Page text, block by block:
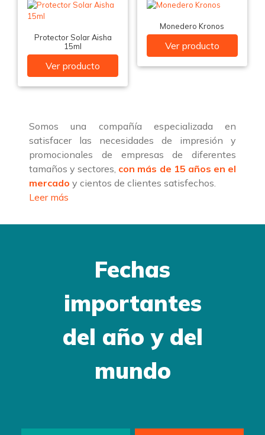
Protector Solar Aisha
15ml
Ver producto
Monedero Kronos
Ver producto
Somos una compañía especializada en
satisfacer las necesidades de impresión y
promocionales de empresas de diferentes
tamaños y sectores, con más de 15 años en el
mercado y cientos de clientes satisfechos.
Leer más
Fechas
importantes
del año y del
mundo